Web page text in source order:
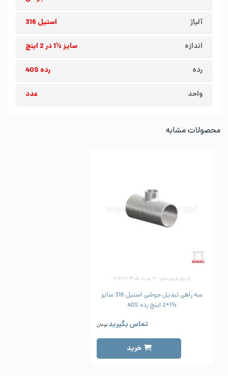
آلیاژ استیل 316
اندازه سایز ½1 در 2 اینچ
رده رده 40S
واحد عدد
محصولات مشابه
تاریخ به‌روزرسانی: ۱۲ مرداد ۱۴۰۵ | ۱۶:۳۸
سه راهی تبدیل جوشی استیل 316 سایز
½1*2 اینچ رده 40S
تماس بگیرید تومان
خرید